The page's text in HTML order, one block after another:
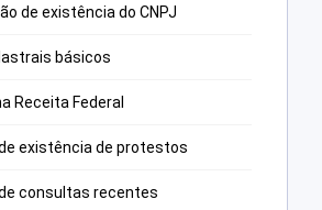
de existência do CNPJ
básicos
Receita Federal
existência de protestos
consultas recentes